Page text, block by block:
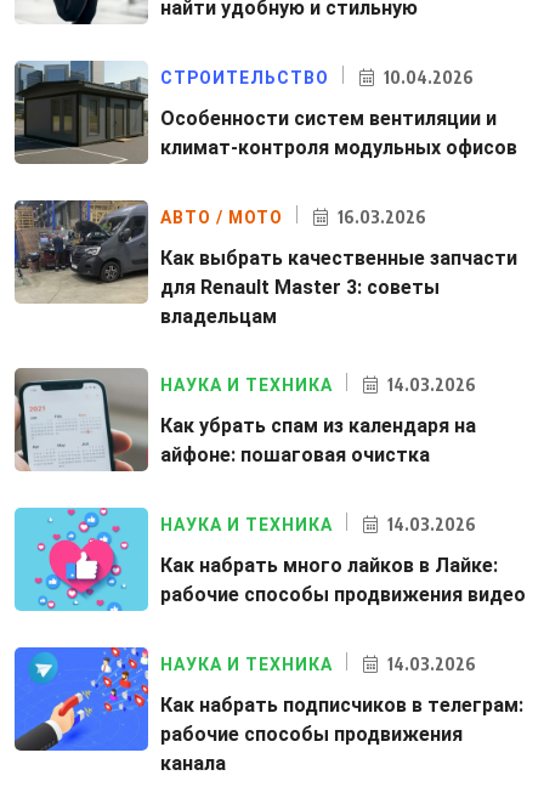
найти удобную и стильную
СТРОИТЕЛЬСТВО 10.04.2026
Особенности систем вентиляции и
климат-контроля модульных офисов
АВТО / МОТО 16.03.2026
Как выбрать качественные запчасти
для Renault Master 3: советы
владельцам
НАУКА И ТЕХНИКА 14.03.2026
Как убрать спам из календаря на
айфоне: пошаговая очистка
НАУКА И ТЕХНИКА 14.03.2026
Как набрать много лайков в Лайке:
рабочие способы продвижения видео
НАУКА И ТЕХНИКА 14.03.2026
Как набрать подписчиков в телеграм:
рабочие способы продвижения
канала